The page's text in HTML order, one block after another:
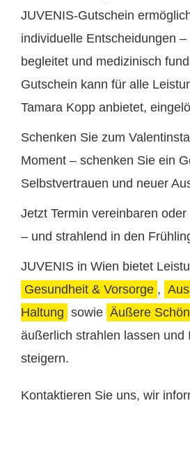
JUVENIS-Gutschein
individuelle Entscheidungen
begleitet und medizinisch
Gutschein kann für alle
Tamara Kopp anbietet,
Schenken Sie zum
Moment – schenken Sie ein
Selbstvertrauen und neuer
Jetzt Termin vereinbaren
– und strahlend in den
JUVENIS in Wien bietet
Gesundheit & Vorsorge ,
Haltung sowie Äußere
äußerlich strahlen lassen und
steigern.
Kontaktieren Sie uns, wir